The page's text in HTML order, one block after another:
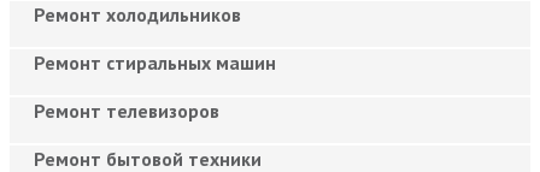
Ремонт холодильников
Ремонт стиральных машин
Ремонт телевизоров
Ремонт бытовой техники